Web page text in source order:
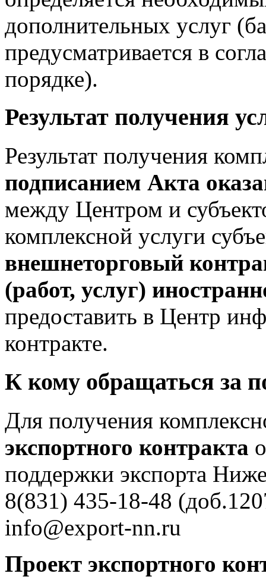
дополнительных услуг
предусматривается в
порядке).
Результат получения
Результат получения
подписанием Акта
между Центром и
комплексной услуги
внешнеторговый
(работ, услуг)
предоставить в Центр
контракте.
К кому обращаться за
Для получения
экспортного контракта
поддержки экспорта
8(831) 435-18-48
info@export-nn.ru
Проект экспортного